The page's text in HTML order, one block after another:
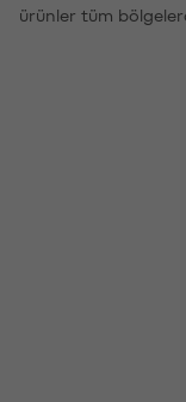
ürünler tüm